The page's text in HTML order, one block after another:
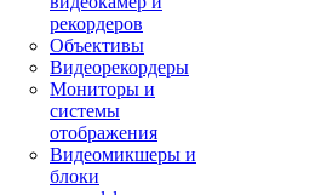
рекордеров
Объективы
Видеорекордеры
Мониторы и
системы
отображения
Видеомикшеры и
блоки